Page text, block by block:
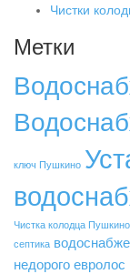
Чистки
Метки
ключ Пушкино
Чистка колодца Пушкино
септика
недорого евролос